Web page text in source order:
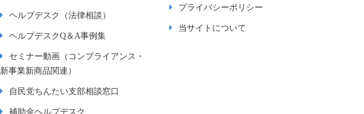
ヘルプデスク（法律相談）
ヘルプデスクQ＆A事例集
セミナー動画（コンプライアンス・
新事業新商品関連）
自民党ちんたい支部相談窓口
補助金ヘルプデスク
プライバシーポリシー
当サイトについて